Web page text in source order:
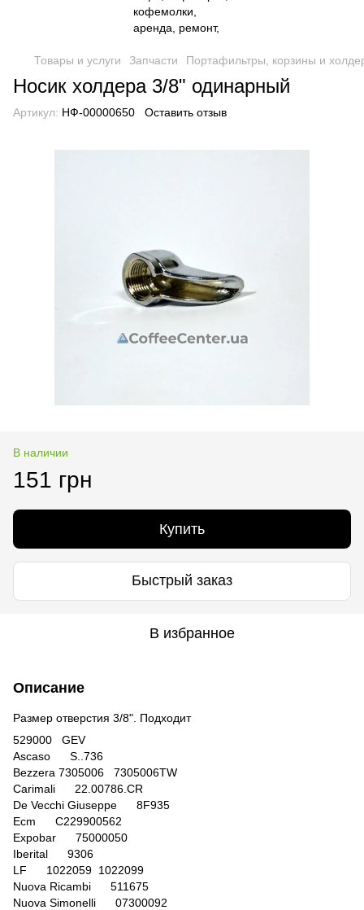
Товары и услуги Запчасти Портафильтры, корзины и
Носик холдера 3/8" одинарный
Артикул: НФ-00000650 Оставить отзыв
В наличии
151 грн
Купить
Быстрый заказ
В избранное
Описание
Размер отверстия 3/8". Подходит
529000 GEV
Ascaso S..736
Bezzera 7305006 7305006TW
Carimali 22.00786.CR
De Vecchi Giuseppe 8F935
Ecm C229900562
Expobar 75000050
Iberital 9306
LF 1022059 1022099
Nuova Ricambi 511675
Nuova Simonelli 07300092